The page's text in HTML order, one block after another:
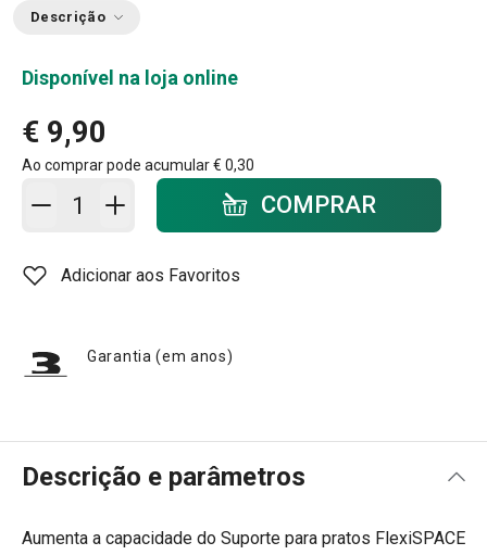
Descrição
Disponível na loja online
€ 9,90
Ao comprar pode acumular€ 0,30
Adicionar ao carrinho - quantidadeCOMPRAR
Adicionar aos Favoritos
Garantia (em anos)
Descrição e parâmetros
Aumenta a capacidade do Suporte para pratos FlexiSPACE